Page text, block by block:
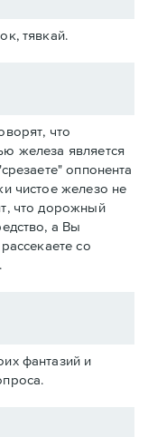
тявкай.
что
железа является
оппонента
чистое железо не
что дорожный
а Вы
со
фантазий и